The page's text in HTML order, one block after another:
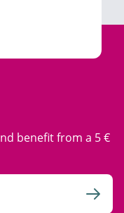
benefit from a 5 €